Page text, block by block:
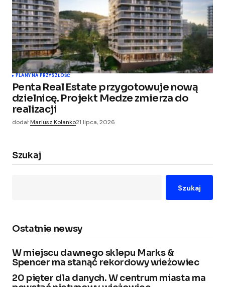
PLANY NA PRZYSZŁOŚĆ
Penta Real Estate przygotowuje nową
dzielnicę. Projekt Medze zmierza do
realizacji
dodałMariusz Kolanko21 lipca, 2026
Szukaj
Szukaj
Ostatnie newsy
W miejscu dawnego sklepu Marks &
Spencer ma stanąć rekordowy wieżowiec
20 pięter dla danych. W centrum miasta ma